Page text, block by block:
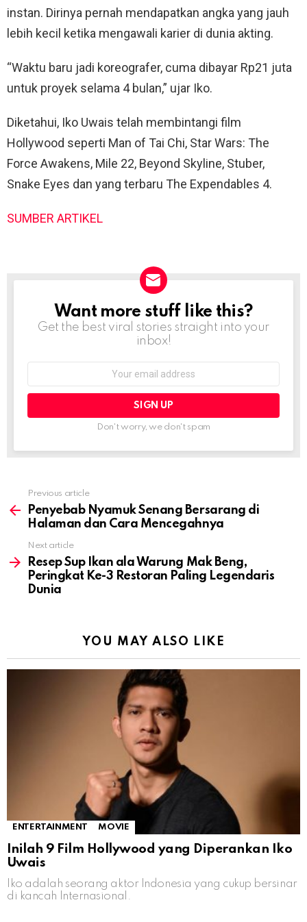
instan. Dirinya pernah mendapatkan angka yang jauh
lebih kecil ketika mengawali karier di dunia akting.
“Waktu baru jadi koreografer, cuma dibayar Rp21 juta
untuk proyek selama 4 bulan,” ujar Iko.
Diketahui, Iko Uwais telah membintangi film
Hollywood seperti Man of Tai Chi, Star Wars: The
Force Awakens, Mile 22, Beyond Skyline, Stuber,
Snake Eyes dan yang terbaru The Expendables 4.
SUMBER ARTIKEL
NEWSLETTER
Want more stuff like this?
Get the best viral stories straight into your
inbox!
Don't worry, we don't spam
more
Previous article
Penyebab Nyamuk Senang Bersarang di
Halaman dan Cara Mencegahnya
Next article
Resep Sup Ikan ala Warung Mak Beng,
Peringkat Ke-3 Restoran Paling Legendaris
Dunia
YOU MAY ALSO LIKE
ENTERTAINMENT MOVIE
Inilah 9 Film Hollywood yang Diperankan Iko
Uwais
Iko adalah seorang aktor Indonesia yang cukup bersinar
di kancah Internasional.